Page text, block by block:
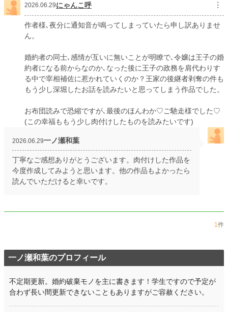
2026.06.29にゃんこ呼 ︙
作者様､夜分に通知音が鳴ってしまっていたら申し訳ありませ
ん。
婚約者の同士､感情が互いに無いことが明瞭で､令嬢は王子の婚
約者になる前からなのか､なった後に王子の政務を肩代わりす
る中で宰相補佐に惹かれていくのか？王家の後継者剥奪の件も
もう少し深堀したお話を読みたいと思ってしまう作品でした。
お布団読みで恐縮ですが､最後のほんわか♡ご馳走様でした♡
(この幸福ももう少し肉付けしたものを読みたいです)
2026.06.29一ノ瀬和葉
丁寧なご感想ありがとうございます。肉付けした作品を
今度作成してみようと思います。他の作品もよかったら
読んでいただけると幸いです。
1件
一ノ瀬和葉のプロフィール
不定期更新。婚約破棄モノを主に書きます！学生ですので予定が
合わず長い間更新できないこともありますがご容赦ください。